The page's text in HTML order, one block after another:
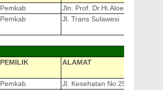
Pemkab
Jln. Prof. Dr.Hi.Aloei Saboe
Pemkab Jl. Trans Sulawesi
PEMILIK ALAMAT
Pemkab
Jl. Kesehatan No.25